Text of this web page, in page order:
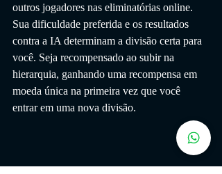
outros jogadores nas eliminatórias online.
Sua dificuldade preferida e os resultados
contra a IA determinam a divisão certa para
você. Seja recompensado ao subir na
hierarquia, ganhando uma recompensa em
moeda única na primeira vez que você
entrar em uma nova divisão.